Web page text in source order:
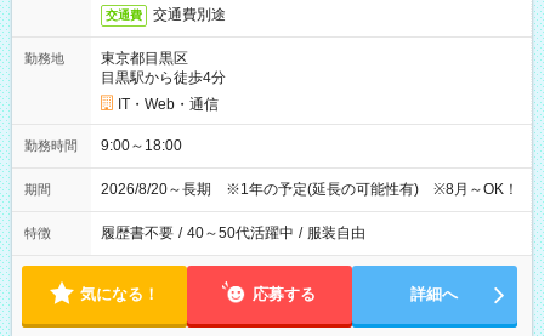
交通費 交通費別途
勤務地
東京都目黒区
目黒駅から徒歩4分
IT・Web・通信
勤務時間 9:00～18:00
期間 2026/8/20～長期 ※1年の予定(延長の可能性有) ※8月～OK！
特徴 履歴書不要 / 40～50代活躍中 / 服装自由
気になる！ 応募する 詳細へ